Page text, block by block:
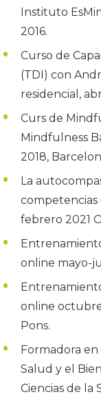
Instituto
2016.
Curso de
(TDI) con
residencial,
Curs de
Mindfulness
2018,
La
competencias
febrero 2021
online mayo-
online
Pons.
Formadora
Salud y el
Ciencias de la